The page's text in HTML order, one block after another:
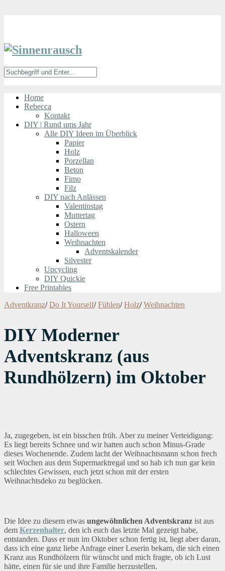
Home
Rebecca
Kontakt
DIY | Rund ums Jahr
Alle DIY Ideen im Überblick
Papier
Holz
Porzellan
Beton
Fimo
Filz
DIY nach Anlässen
Valentinstag
Muttertag
Ostern
Halloween
Weihnachten
Adventskalender
Silvester
Upcycling
DIY Quickie
Free Printables
Adventkranz/ Do It Yourself/ Fühlen/ Holz/ Weihnachten
DIY Moderner
Adventskranz (aus
Rundhölzern) im Oktober
Ja, zugegeben, ist ein bisschen früh. Aber zu meiner Verteidigung:
Es liegt bereits Schnee und wir hatten auch schon Minus-Grade
dieses Wochenende. Zudem lacht der Weihnachtsmann schon frech
seit Wochen aus dem Supermarktregal und so hab ich nun gar kein
schlechtes Gewissen, euch jetzt schon mit der ersten
Weihnachtsdeko zu beglücken.
Die Idee zu diesem etwas ungewöhnlichen Adventskranz ist aus
dem Kerzenhalter, den ich euch das letzte Mal gezeigt habe,
entstanden. Dass er nun im Oktober schon fertig ist, liegt aber daran,
dass ich eine ganz liebe Anfrage einer Leserin bekam, die sich einen
Kranz aus Rundhölzern für wünscht und mich fragte, ob ich Lust
hätte, einen für sie und ihre Familie herzustellen.